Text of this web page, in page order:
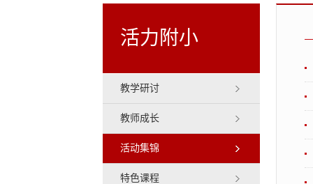
活力附小
教学研讨
教师成长
活动集锦
特色课程